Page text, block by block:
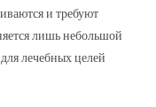
и требуют
лишь небольшой
лечебных целей